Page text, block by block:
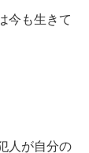
今も生きて
人が自分の